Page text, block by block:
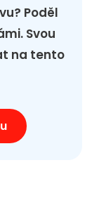
Poděl
Svou
na tento